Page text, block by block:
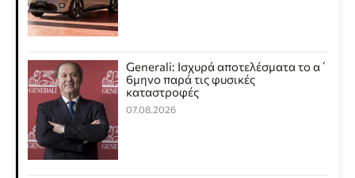
Generali: Ισχυρά αποτελέσματα το α΄
6μηνο παρά τις φυσικές
καταστροφές
07.08.2026